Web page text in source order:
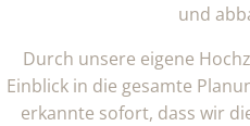
und
Durch unsere eigene
Einblick in die gesamte
erkannte sofort, dass wir